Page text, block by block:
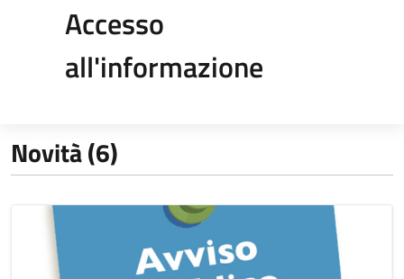
Accesso
all'informazione
Novità (6)